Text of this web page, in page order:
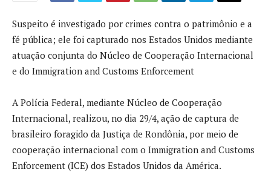
Suspeito é investigado por crimes contra o patrimônio e a
fé pública; ele foi capturado nos Estados Unidos mediante
atuação conjunta do Núcleo de Cooperação Internacional
e do Immigration and Customs Enforcement
A Polícia Federal, mediante Núcleo de Cooperação
Internacional, realizou, no dia 29/4, ação de captura de
brasileiro foragido da Justiça de Rondônia, por meio de
cooperação internacional com o Immigration and Customs
Enforcement (ICE) dos Estados Unidos da América.